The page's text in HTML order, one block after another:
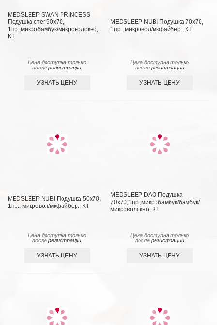
MEDSLEEP SWAN PRINCESS
Подушка стег 50х70,
1пр.,микробамбук/микроволокно,
КТ
Цена доступна только
послерегистрации
УЗНАТЬ ЦЕНУ
MEDSLEEP NUBI Подушка 70х70,
1пр., микровол/мкфайбер., КТ
Цена доступна только
послерегистрации
УЗНАТЬ ЦЕНУ
MEDSLEEP NUBI Подушка 50х70,
1пр., микровол/мкфайбер., КТ
Цена доступна только
послерегистрации
УЗНАТЬ ЦЕНУ
MEDSLEEP DAO Подушка
70х70,1пр.,микробамбук/бамбук/
микроволокно, КТ
Цена доступна только
послерегистрации
УЗНАТЬ ЦЕНУ